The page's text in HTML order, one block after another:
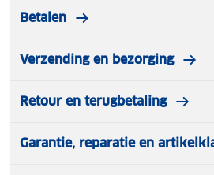
Betalen
Verzending en bezorging
Retour en terugbetaling
Garantie, reparatie en